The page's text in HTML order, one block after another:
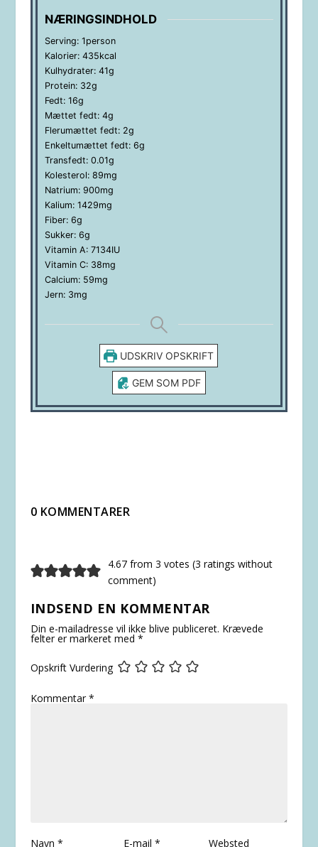
NÆRINGSINDHOLD
Serving: 1person
Kalorier: 435kcal
Kulhydrater: 41g
Protein: 32g
Fedt: 16g
Mættet fedt: 4g
Flerumættet fedt: 2g
Enkeltumættet fedt: 6g
Transfedt: 0.01g
Kolesterol: 89mg
Natrium: 900mg
Kalium: 1429mg
Fiber: 6g
Sukker: 6g
Vitamin A: 7134IU
Vitamin C: 38mg
Calcium: 59mg
Jern: 3mg
UDSKRIV OPSKRIFT
GEM SOM PDF
0 KOMMENTARER
4.67 from 3 votes (3 ratings without
comment)
INDSEND EN KOMMENTAR
Din e-mailadresse vil ikke blive publiceret. Krævede
felter er markeret med *
Opskrift Vurdering
Kommentar*
Navn * E-mail * Websted